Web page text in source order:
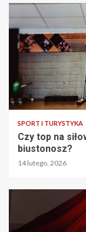
SPORT I TURYSTYKA
Czy top na
biustonosz?
14 lutego, 2026